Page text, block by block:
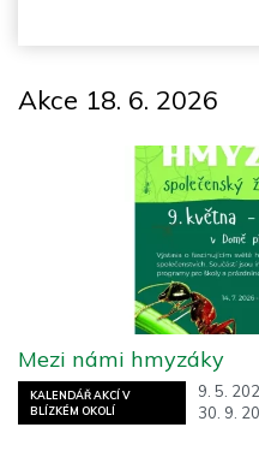
Akce 18. 6. 2026
KALENDÁŘ AKCÍ V
BLÍZKÉM OKOLÍ
9. 5.
30. 9.
Mezi námi hmyzáky